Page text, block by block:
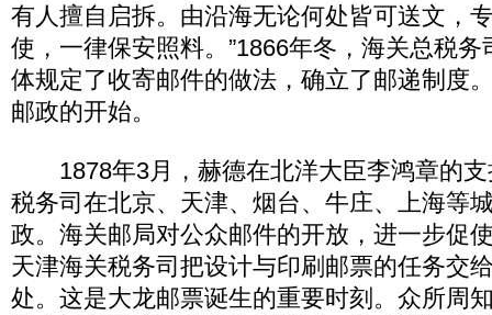
有人擅自启拆。由沿海无论何处皆可送文，
使，一律保安照料。”1866年冬，海关总税
体规定了收寄邮件的做法，确立了邮递制度
邮政的开始。
1878年3月，赫德在北洋大臣李鸿章的支
税务司在北京、天津、烟台、牛庄、上海等
政。海关邮局对公众邮件的开放，进一步促
天津海关税务司把设计与印刷邮票的任务交
处。这是大龙邮票诞生的重要时刻。众所周